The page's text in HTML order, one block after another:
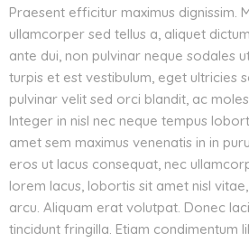
Praesent efficitur maximus dignissim.
ullamcorper sed tellus a, aliquet
ante dui, non pulvinar neque sodales
turpis et est vestibulum, eget ultricies
pulvinar velit sed orci blandit, ac
Integer in nisl nec neque tempus
amet sem maximus venenatis in in
eros ut lacus consequat, nec
lorem lacus, lobortis sit amet nisl
arcu. Aliquam erat volutpat. Donec
tincidunt fringilla. Etiam condimentum